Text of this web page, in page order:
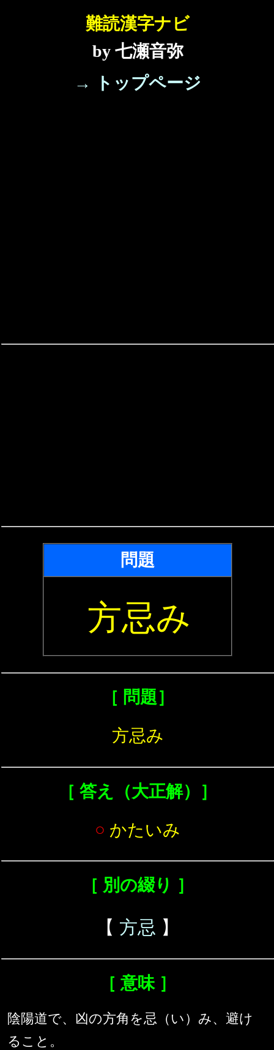
難読漢字ナビ
by 七瀬音弥
→ トップページ
問題
方忌み
［ 問題］
方忌み
［ 答え（大正解）］
○ かたいみ
［ 別の綴り ］
【 方忌 】
［ 意味 ］
陰陽道で、凶の方角を忌（い）み、避け
ること。